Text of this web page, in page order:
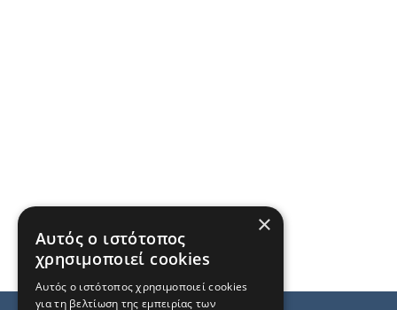
×
Αυτός ο ιστότοπος
χρησιμοποιεί cookies
Αυτός ο ιστότοπος χρησιμοποιεί cookies
για τη βελτίωση της εμπειρίας των